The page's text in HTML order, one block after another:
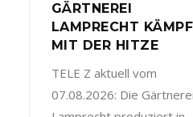
GÄRTNEREI
LAMPRECHT
MIT DER HITZE
TELE Z aktuell vom
07.08.2026: Die